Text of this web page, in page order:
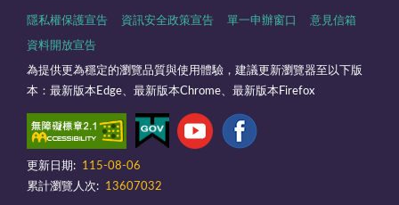
隱私權保護宣告 資訊安全政策宣告 單一申辦窗口 意見信箱
資料開放宣告
為提供更為穩定的瀏覽品質與使用體驗，建議更新瀏覽器至以下版
本：最新版本Edge、最新版本Chrome、最新版本Firefox
更新日期:
115-08-06
累計瀏覽人次:
13607032